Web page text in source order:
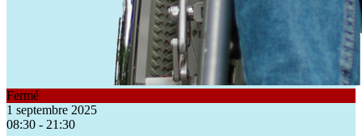
Fermé
1 septembre 2025
08:30 - 21:30